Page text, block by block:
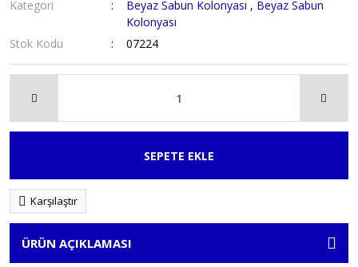
Kategori Beyaz Sabun Kolonyası , Beyaz Sabun
Kolonyası
Stok Kodu
07224
SEPETE EKLE
Karşılaştır
ÜRÜN AÇIKLAMASI